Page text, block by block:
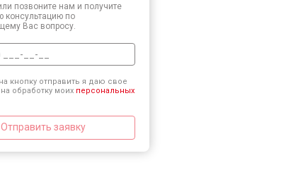
позвоните нам и получите
консультацию по
Вас вопросу.
кнопку отправить я даю свое
обработку моих персональных
Отправить заявку